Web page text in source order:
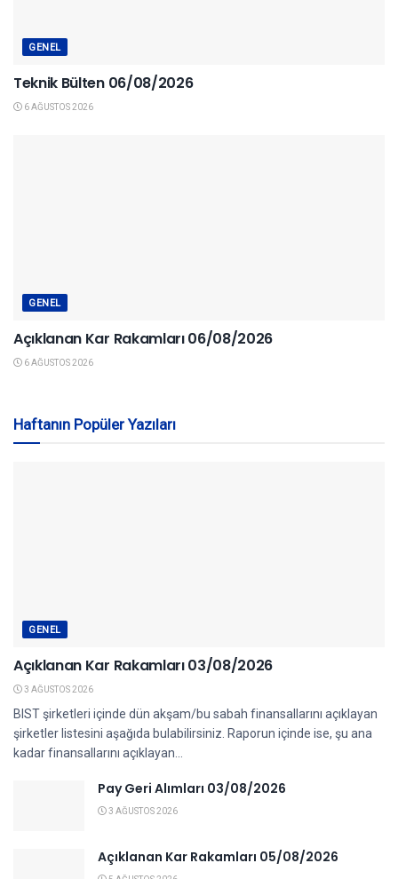
GENEL
Teknik Bülten 06/08/2026
6 AĞUSTOS 2026
GENEL
Açıklanan Kar Rakamları 06/08/2026
6 AĞUSTOS 2026
Haftanın Popüler Yazıları
GENEL
Açıklanan Kar Rakamları 03/08/2026
3 AĞUSTOS 2026
BIST şirketleri içinde dün akşam/bu sabah finansallarını açıklayan
şirketler listesini aşağıda bulabilirsiniz. Raporun içinde ise, şu ana
kadar finansallarını açıklayan...
Pay Geri Alımları 03/08/2026
3 AĞUSTOS 2026
Açıklanan Kar Rakamları 05/08/2026